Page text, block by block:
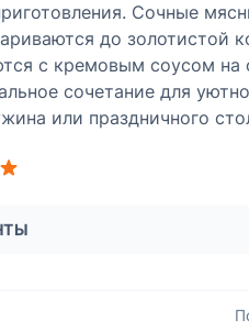
Сочные
до золотистой
с кремовым соусом на
сочетание для
или праздничного